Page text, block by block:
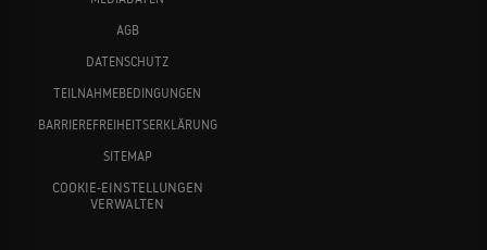
AGB
DATENSCHUTZ
TEILNAHMEBEDINGUNGEN
BARRIEREFREIHEITSERKLÄRUNG
SITEMAP
COOKIE-EINSTELLUNGEN
VERWALTEN